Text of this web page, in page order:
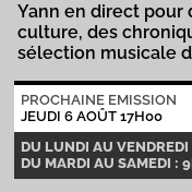
Yann en direct pour
culture, des
sélection musicale
PROCHAINE EMISSION
JEUDI 6 AOÛT 17H00
DU LUNDI AU
DU MARDI AU SAMEDI :